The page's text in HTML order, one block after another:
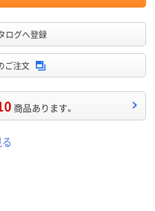
ログへ登録
ご注文
商品あります。